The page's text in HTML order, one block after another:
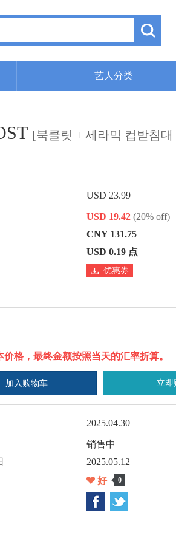
艺人分类
[북클릿 + 세라믹 컵받침
USD 23.99
USD 19.42 (20% off)
CNY 131.75
USD 0.19 点
优惠券
价格，最终金额按照当天的汇率折算。
加入购物车 立即
2025.04.30
销售中
2025.05.12
好 0